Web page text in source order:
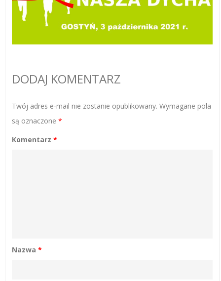
DODAJ KOMENTARZ
Twój adres e-mail nie zostanie opublikowany. Wymagane pola
są oznaczone *
Komentarz *
Nazwa *